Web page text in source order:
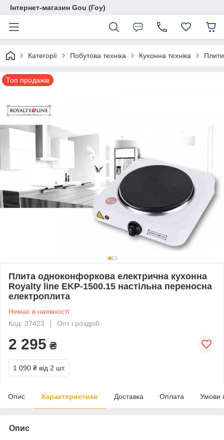
Інтернет-магазин Gou (Гоу)
Категорії Побутова техніка Кухонна техніка Плити
Топ продажів
Плита одноконфоркова електрична кухонна
Royalty line EKP-1500.15 настільна переносна
електроплита
Немає в наявності
Код: 37423
Опт і роздріб
2 295 ₴
1 090 ₴ від 2 шт.
Опис Характеристики Доставка Оплата Умови
Опис